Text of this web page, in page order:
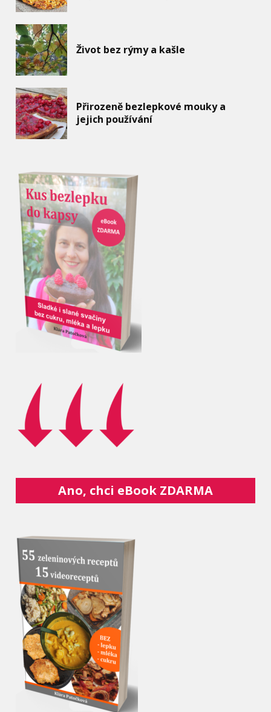
Život bez rýmy a kašle
Přirozeně bezlepkové mouky a
jejich používání
Ano, chci eBook ZDARMA